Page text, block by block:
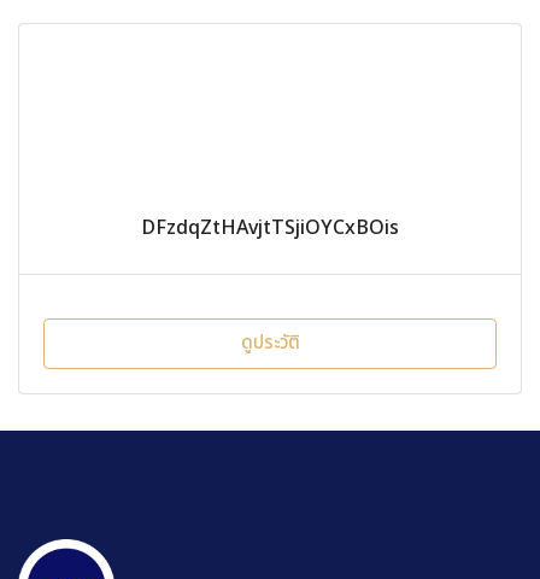
DFzdqZtHAvjtTSjiOYCxBOis
ดูประวัติ